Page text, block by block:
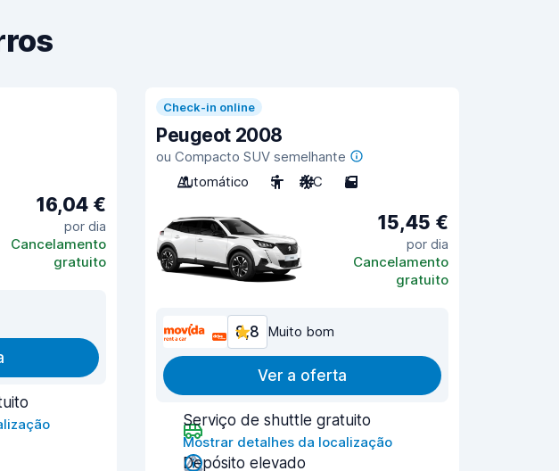
16,04 €
por dia
Cancelamento
gratuito
Check-in online
Peugeot 2008
ou Compacto SUV semelhante
Automático
5 A/C 5
15,45 €
por dia
Cancelamento
gratuito
8,8 Muito bom
Ver a oferta
Serviço de shuttle gratuito
Mostrar detalhes da localização
Depósito elevado